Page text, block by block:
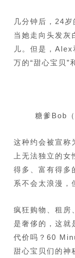
几分钟后，24
当她走向头发灰
儿。但是，
万的“甜心宝贝”
糖爹Bob
这种约会被宣称
上无法独立的
得多、富有得多
系不会太浪漫，
疯狂购物、租
是奢侈的，这就
代价吗？60
甜心宝贝们的神